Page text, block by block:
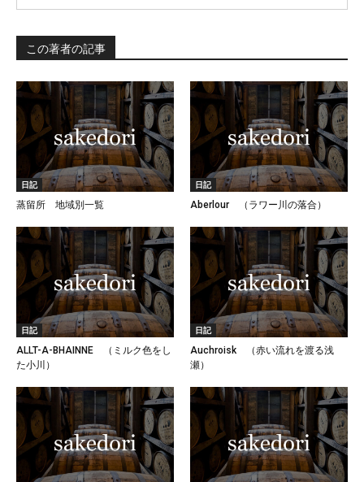
この著者の記事
日記
蒸留所 地域別一覧
日記
Aberlour （ラワー川の落合）
日記
ALLT-A-BHAINNE （ミルク色をし
た小川）
日記
Auchroisk （赤い流れを渡る浅
瀬）